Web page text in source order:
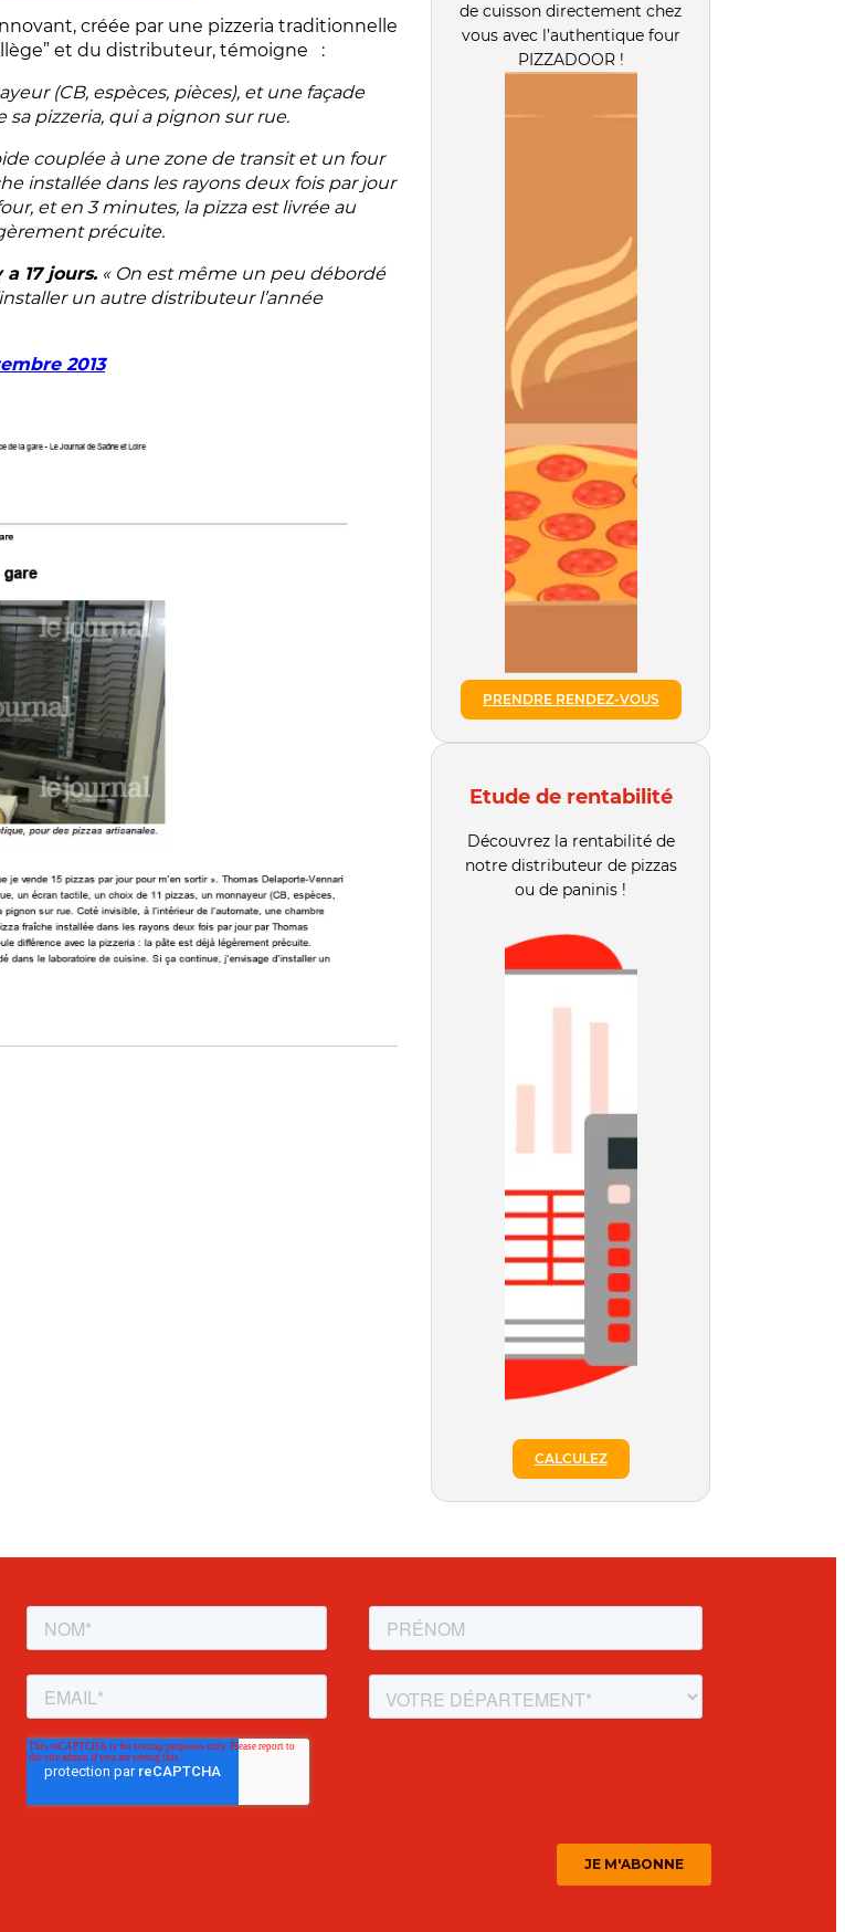
créée par une pizzeria traditionnelle
et du distributeur, témoigne :
(CB, espèces, pièces), et une façade
pizzeria, qui a pignon sur rue.
couplée à une zone de transit et un four
installée dans les rayons deux fois par jour
et en 3 minutes, la pizza est livrée au
précuite.
17 jours. « On est même un peu débordé
un autre distributeur l’année
2013
de cuisson directement chez
vous avec l’authentique four
PIZZADOOR !
PRENDRE RENDEZ-VOUS
Etude de rentabilité
Découvrez la rentabilité de
notre distributeur de pizzas
ou de paninis !
CALCULEZ